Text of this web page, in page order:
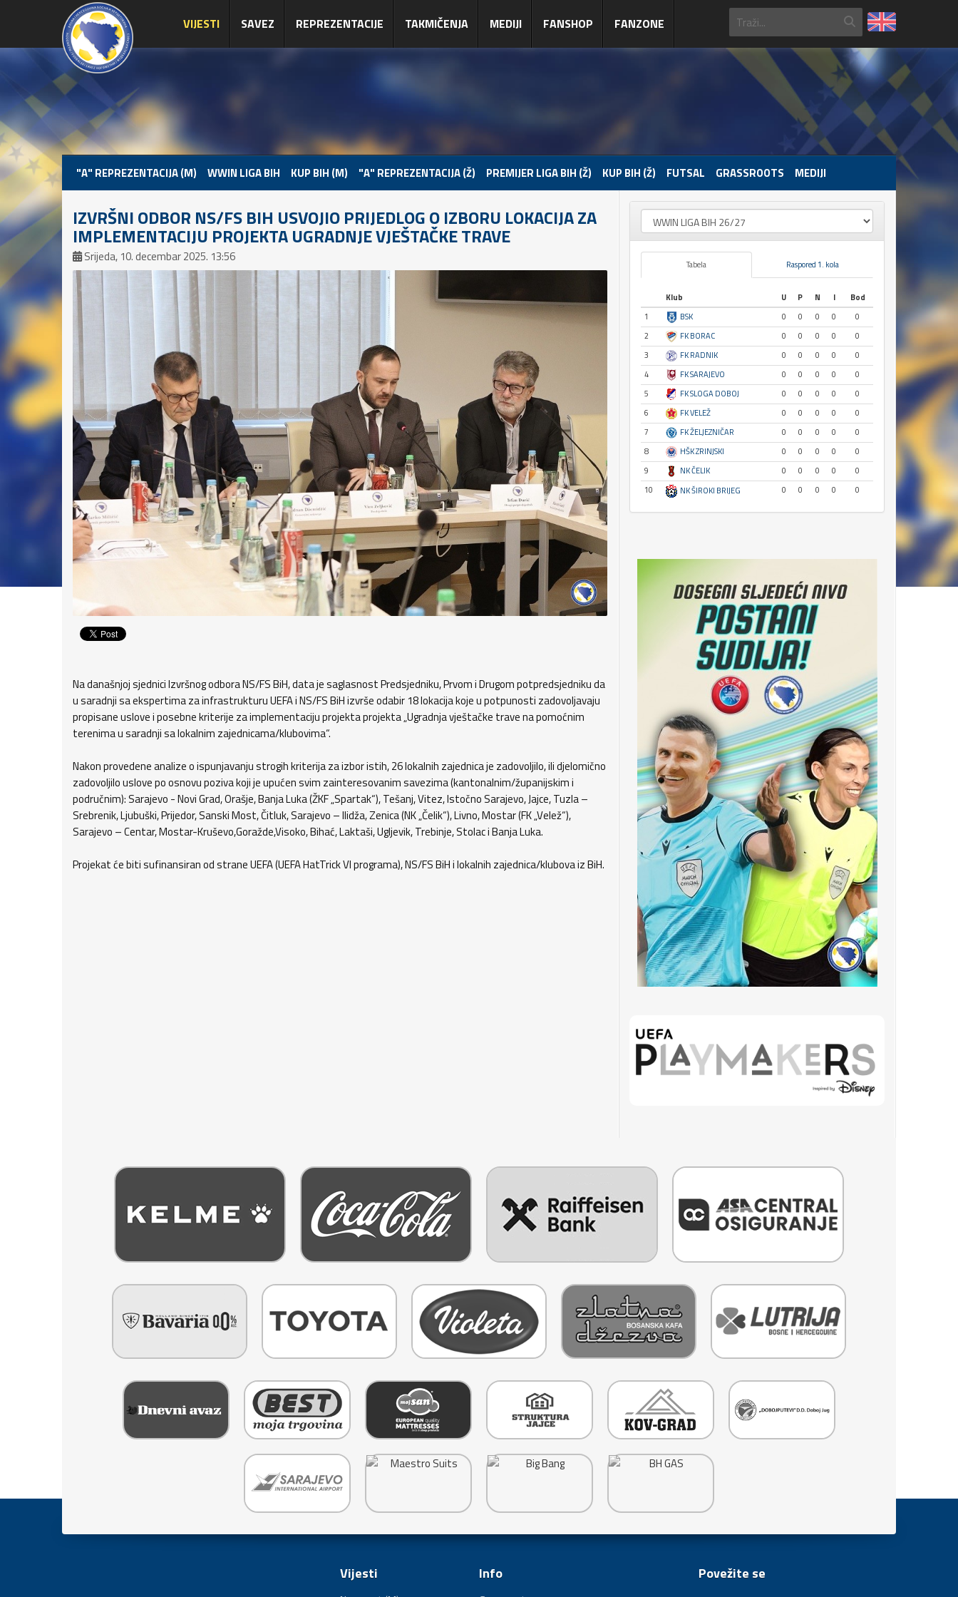
VIJESTI SAVEZ REPREZENTACIJE TAKMIČENJA MEDIJI FANSHOP FANZONE
"A" REPREZENTACIJA (M) WWIN LIGA BIH KUP BIH (M) "A" REPREZENTACIJA (Ž) PREMIJER LIGA BIH (Ž) KUP BIH (Ž) FUTSAL GRASSROOTS MEDIJI
IZVRŠNI ODBOR NS/FS BIH USVOJIO PRIJEDLOG O IZBORU LOKACIJA ZA
IMPLEMENTACIJU PROJEKTA UGRADNJE VJEŠTAČKE TRAVE
Srijeda, 10. decembar 2025. 13:56
Na današnjoj sjednici Izvršnog odbora NS/FS BiH, data je saglasnost Predsjedniku, Prvom i Drugom potpredsjedniku da
u saradnji sa ekspertima za infrastrukturu UEFA i NS/FS BiH izvrše odabir 18 lokacija koje u potpunosti zadovoljavaju
propisane uslove i posebne kriterije za implementaciju projekta projekta „Ugradnja vještačke trave na pomoćnim
terenima u saradnji sa lokalnim zajednicama/klubovima“.
Nakon provedene analize o ispunjavanju strogih kriterija za izbor istih, 26 lokalnih zajednica je zadovoljilo, ili djelomično
zadovoljilo uslove po osnovu poziva koji je upućen svim zainteresovanim savezima (kantonalnim/županijskim i
područnim): Sarajevo - Novi Grad, Orašje, Banja Luka (ŽKF „Spartak“), Tešanj, Vitez, Istočno Sarajevo, Jajce, Tuzla –
Srebrenik, Ljubuški, Prijedor, Sanski Most, Čitluk, Sarajevo – Ilidža, Zenica (NK „Čelik“), Livno, Mostar (FK „Velež“),
Sarajevo – Centar, Mostar-Kruševo,Goražde,Visoko, Bihać, Laktaši, Ugljevik, Trebinje, Stolac i Banja Luka.
Projekat će biti sufinansiran od strane UEFA (UEFA HatTrick VI programa), NS/FS BiH i lokalnih zajednica/klubova iz BiH.
Tabela Raspored 1. kola
Klub U P N I
Bod
1
BSK 0 0 0 0
0
2
FK BORAC 0 0 0 0
0
3
FK RADNIK 0 0 0 0
0
4
FK SARAJEVO 0 0 0 0
0
5
FK SLOGA DOBOJ 0 0 0 0
0
6
FK VELEŽ 0 0 0 0
0
7
FK ŽELJEZNIČAR 0 0 0 0
0
8
HŠK ZRINJSKI 0 0 0 0
0
9
NK ČELIK 0 0 0 0
0
10
NK ŠIROKI BRIJEG 0 0 0 0 0
Vijesti Info Povežite se